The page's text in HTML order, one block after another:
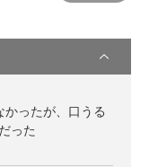
ったが、口うる
った